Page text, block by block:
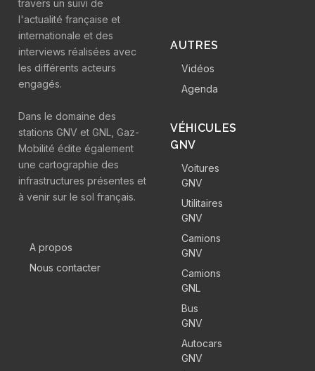
travers un suivi de
l'actualité française et
internationale et des
interviews réalisées avec
les différents acteurs
engagés.
Dans le domaine des
stations GNV et GNL, Gaz-
Mobilité édite également
une cartographie des
infrastructures présentes et
à venir sur le sol français.
A propos
Nous contacter
AUTRES
Vidéos
Agenda
VÉHICULES
GNV
Voitures
GNV
Utilitaires
GNV
Camions
GNV
Camions
GNL
Bus
GNV
Autocars
GNV